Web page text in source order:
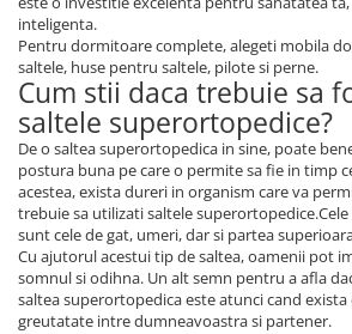
inteligenta.
Pentru dormitoare complete, alegeti mobila
saltele, huse pentru saltele, pilote si perne.
Cum stii daca trebuie sa
saltele superortopedice?
De o saltea superortopedica in sine, poate
postura buna pe care o permite sa fie in timp
acestea, exista dureri in organism care va
trebuie sa utilizati saltele
sunt cele de gat, umeri, dar si partea
Cu ajutorul acestui tip de saltea, oamenii pot
somnul si odihna. Un alt semn pentru a afla
saltea superortopedica este atunci cand
greutatate intre dumneavoastra si partener.